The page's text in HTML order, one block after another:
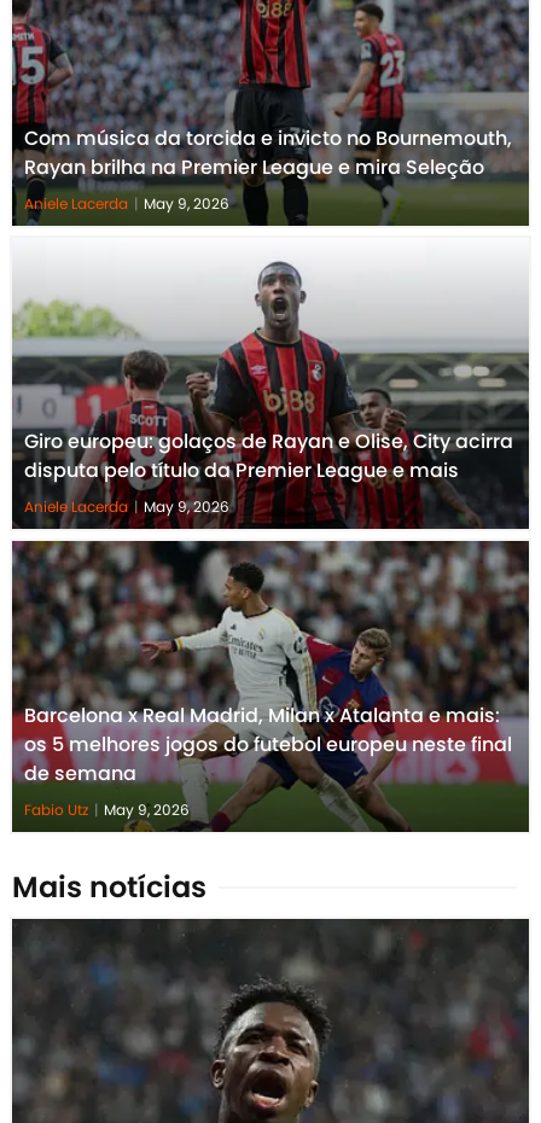
Com música da torcida e invicto no Bournemouth,
Rayan brilha na Premier League e mira Seleção
Aniele Lacerda | May 9, 2026
Giro europeu: golaços de Rayan e Olise, City acirra
disputa pelo título da Premier League e mais
Aniele Lacerda | May 9, 2026
Barcelona x Real Madrid, Milan x Atalanta e mais:
os 5 melhores jogos do futebol europeu neste final
de semana
Fabio Utz | May 9, 2026
Mais notícias